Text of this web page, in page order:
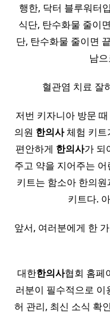
행한, 닥터 블루워터
식단, 탄수화물 줄이
단, 탄수화물 줄이면
남
혈관염 치료 잘
저번 키자니아 방문
의원 한의사체험 키트
편안하게 한의사가 되
주고 약을 지어주는
키트는 함소아 한의
키트다.
앞서, 여러분에게 한
​ 대한한의사협회 홈
러분이 필수적으로 이
허 관리, 최신 소식 확